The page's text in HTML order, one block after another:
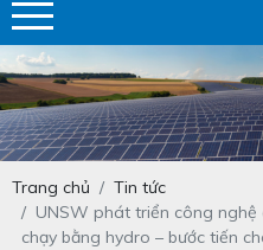
Trang chủ
Tin tức
UNSW phát triển công nghệ
chạy bằng hydro – bước tiến